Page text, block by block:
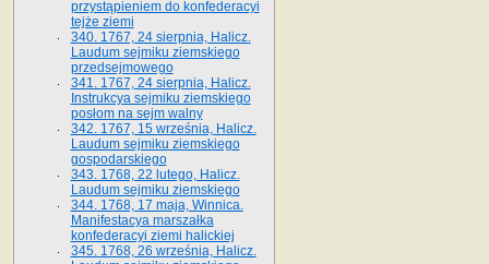
przystąpieniem do konfederacyi
tejże ziemi
340. 1767, 24 sierpnia, Halicz.
Laudum sejmiku ziemskiego
przedsejmowego
341. 1767, 24 sierpnia, Halicz.
Instrukcya sejmiku ziemskiego
posłom na sejm walny
342. 1767, 15 września, Halicz.
Laudum sejmiku ziemskiego
gospodarskiego
343. 1768, 22 lutego, Halicz.
Laudum sejmiku ziemskiego
344. 1768, 17 maja, Winnica.
Manifestacya marszałka
konfederacyi ziemi halickiej
345. 1768, 26 września, Halicz.